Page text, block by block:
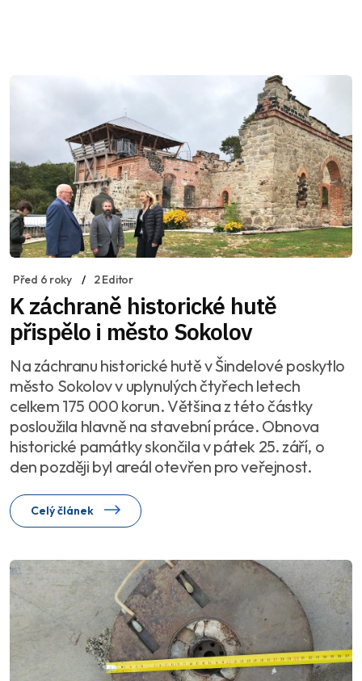
Před 6 roky 2 Editor
K záchraně historické hutě
přispělo i město Sokolov
Na záchranu historické hutě v Šindelové poskytlo
město Sokolov v uplynulých čtyřech letech
celkem 175 000 korun. Většina z této částky
posloužila hlavně na stavební práce. Obnova
historické památky skončila v pátek 25. září, o
den později byl areál otevřen pro veřejnost.
Celý článek